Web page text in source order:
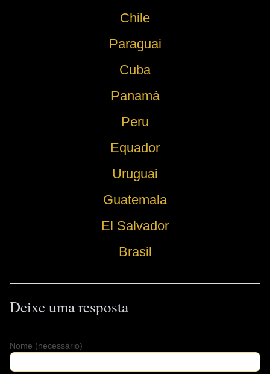
Chile
Paraguai
Cuba
Panamá
Peru
Equador
Uruguai
Guatemala
El Salvador
Brasil
Deixe uma resposta
Nome (necessário)